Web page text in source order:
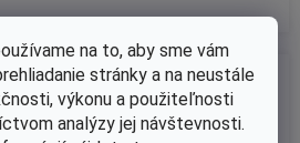
na to, aby sme vám
stránky a na neustále
výkonu a použiteľnosti
analýzy jej návštevnosti.
Kód:33-906